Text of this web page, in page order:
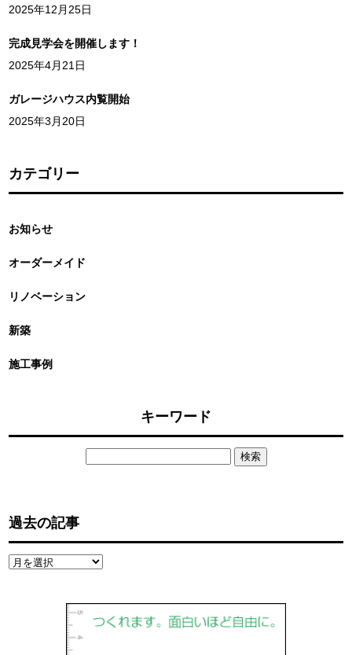
2025年12月25日
完成見学会を開催します！
2025年4月21日
ガレージハウス内覧開始
2025年3月20日
カテゴリー
お知らせ
オーダーメイド
リノベーション
新築
施工事例
キーワード
過去の記事
過